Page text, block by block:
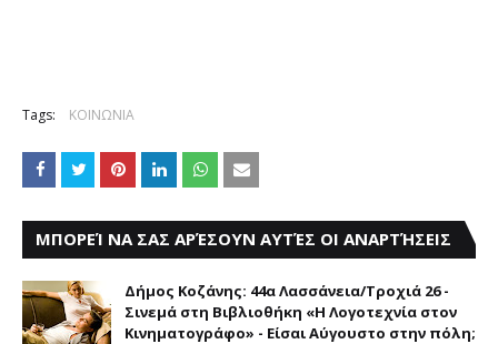
Tags: ΚΟΙΝΩΝΙΑ
ΜΠΟΡΕΊ ΝΑ ΣΑΣ ΑΡΈΣΟΥΝ ΑΥΤΈΣ ΟΙ ΑΝΑΡΤΉΣΕΙΣ
Δήμος Κοζάνης: 44α Λασσάνεια/Τροχιά 26 -
Σινεμά στη Βιβλιοθήκη «Η Λογοτεχνία στον
Κινηματογράφο» - Είσαι Αύγουστο στην πόλη;